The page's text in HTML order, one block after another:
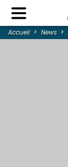
Accueil News